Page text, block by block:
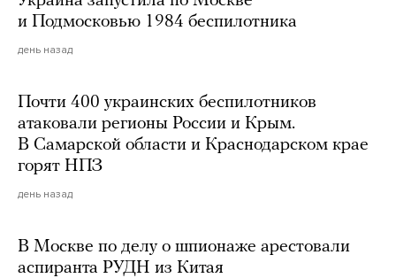
и Подмосковью 1984 беспилотника
день назад
Почти 400 украинских беспилотников
атаковали регионы России и Крым.
В Самарской области и Краснодарском крае
горят НПЗ
день назад
В Москве по делу о шпионаже арестовали
аспиранта РУДН из Китая